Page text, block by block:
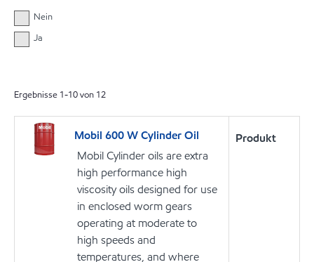
Nein
Ja
Ergebnisse 1-10von 12
Mobil 600 W Cylinder Oil
Mobil Cylinder oils are extra
high performance high
viscosity oils designed for use
in enclosed worm gears
operating at moderate to
high speeds and
temperatures, and where
Produkt